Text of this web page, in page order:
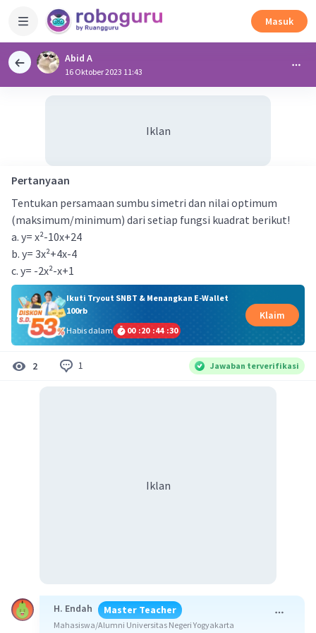
Masuk
Abid A
16 Oktober 2023 11:43
Iklan
Pertanyaan
Tentukan persamaan sumbu simetri dan nilai optimum
(maksimum/minimum) dari setiap fungsi kuadrat berikut!
a. y= x²-10x+24
b. y= 3x²+4x-4
c. y= -2x²-x+1
Ikuti Tryout SNBT & Menangkan E-Wallet
100rb
Habis dalam
00 :20 :44 :30
Klaim
2 1 Jawaban terverifikasi
Iklan
H. Endah Master Teacher
Mahasiswa/Alumni Universitas Negeri Yogyakarta